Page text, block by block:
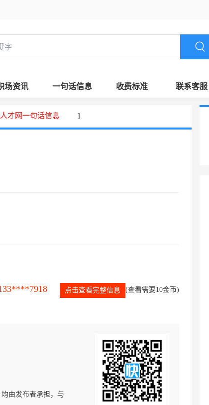
场资讯 一句话信息 收费标准 联系客服
才网一句话信息 ]
点击查看完整信息 (查看需要10金币)
由发布者承担，与